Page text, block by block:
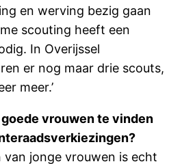
en werving bezig gaan
scouting heeft een
In Overijssel
er nog maar drie scouts,
meer.’
vrouwen te vinden
van jonge vrouwen is echt